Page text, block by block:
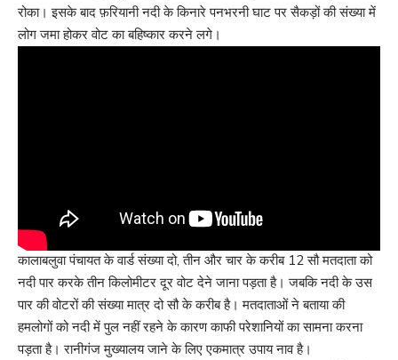
रोका। इसके बाद फ़रियानी नदी के किनारे पनभरनी घाट पर सैकड़ों की संख्या में
लोग जमा होकर वोट का बहिष्कार करने लगे।
कालाबलुवा पंचायत के वार्ड संख्या दो, तीन और चार के करीब 12 सौ मतदाता को
नदी पार करके तीन किलोमीटर दूर वोट देने जाना पड़ता है। जबकि नदी के उस
पार की वोटरों की संख्या मात्र दो सौ के करीब है। मतदाताओं ने बताया की
हमलोगों को नदी में पुल नहीं रहने के कारण काफी परेशानियों का सामना करना
पड़ता है। रानीगंज मुख्यालय जाने के लिए एकमात्र उपाय नाव है।